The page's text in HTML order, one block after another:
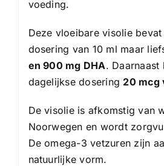
voeding.
Deze vloeibare visolie
dosering van 10 ml maar
en 900 mg DHA. Daarnaast
dagelijkse dosering 20 mcg
De visolie is afkomstig van
Noorwegen en wordt
De omega-3 vetzuren zijn
natuurlijke vorm.